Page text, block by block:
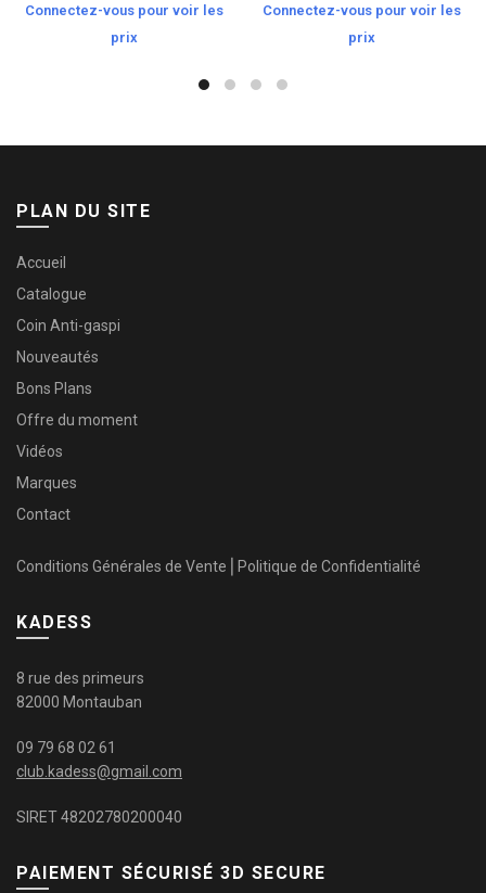
Connectez-vous pour voir les
prix
Connectez-vous pour voir les
prix
PLAN DU SITE
Accueil
Catalogue
Coin Anti-gaspi
Nouveautés
Bons Plans
Offre du moment
Vidéos
Marques
Contact
Conditions Générales de Vente Politique de Confidentialité
KADESS
8 rue des primeurs
82000 Montauban
09 79 68 02 61
club.kadess@gmail.com
SIRET 48202780200040
PAIEMENT SÉCURISÉ 3D SECURE